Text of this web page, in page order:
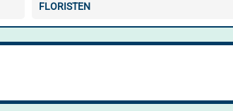
FLORISTEN